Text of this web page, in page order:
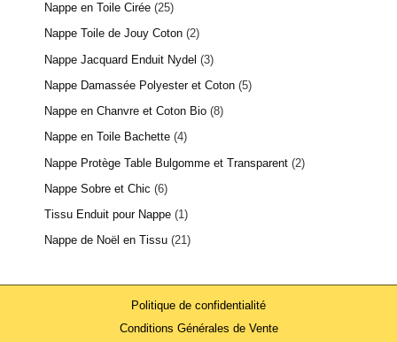
Nappe en Toile Cirée 25
Nappe Toile de Jouy Coton 2
Nappe Jacquard Enduit Nydel 3
Nappe Damassée Polyester et Coton 5
Nappe en Chanvre et Coton Bio 8
Nappe en Toile Bachette 4
Nappe Protège Table Bulgomme et Transparent 2
Nappe Sobre et Chic 6
Tissu Enduit pour Nappe 1
Nappe de Noël en Tissu 21
Politique de confidentialité
Conditions Générales de Vente